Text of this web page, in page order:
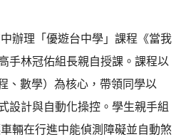
辦理「優遊台中學」課程《當我
手林冠佑組長親自授課。課程以
、數學）為核心，帶領同學以
設計與自動化操控。學生親手組
輛在行進中能偵測障礙並自動煞